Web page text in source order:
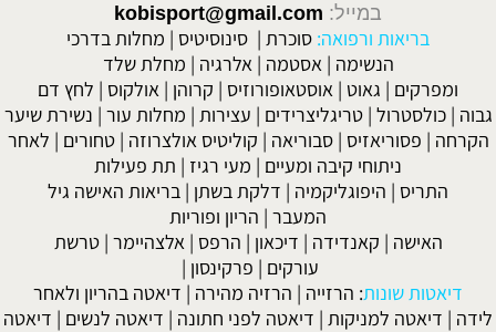
במייל: kobisport@gmail.com
בריאות ורפואה: סוכרת | סינוסיטיס | מחלות בדרכי
הנשימה | אסטמה | אלרגיה | מחלת שלד
ומפרקים | גאוט | אוסטאופורוזיס | קרוהן | אולקוס | לחץ דם
גבוה |כולסטרול |טריגליצרידים | עצירות | מחלות עור | נשירת שיער
הקרחה | פסוריאזיס |סבוריאה | קוליטיס אולצרוזה |טחורים | לאחר
ניתוחי קיבה ומעיים | מעי רגיז | תת פעילות
התריס | היפוגליקמיה | דלקת בשתן | בריאות האישה גיל
המעבר | הריון ופוריות
האישה | קאנדידה | דיכאון | הרפס | אלצהיימר |טרשת
עורקים | פרקינסון |
דיאטות שונות: הרזייה | הרזיה מהירה | דיאטה בהריון ולאחר
לידה | דיאטה למניקות | דיאטה לפני חתונה | דיאטה לנשים | דיאטה